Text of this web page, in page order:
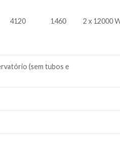
4120 1460 2 x 12000
(sem tubos e